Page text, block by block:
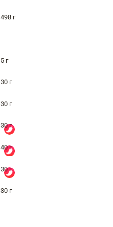
498 г
5 г
30 г
30 г
30 г
40 г
30 г
30 г